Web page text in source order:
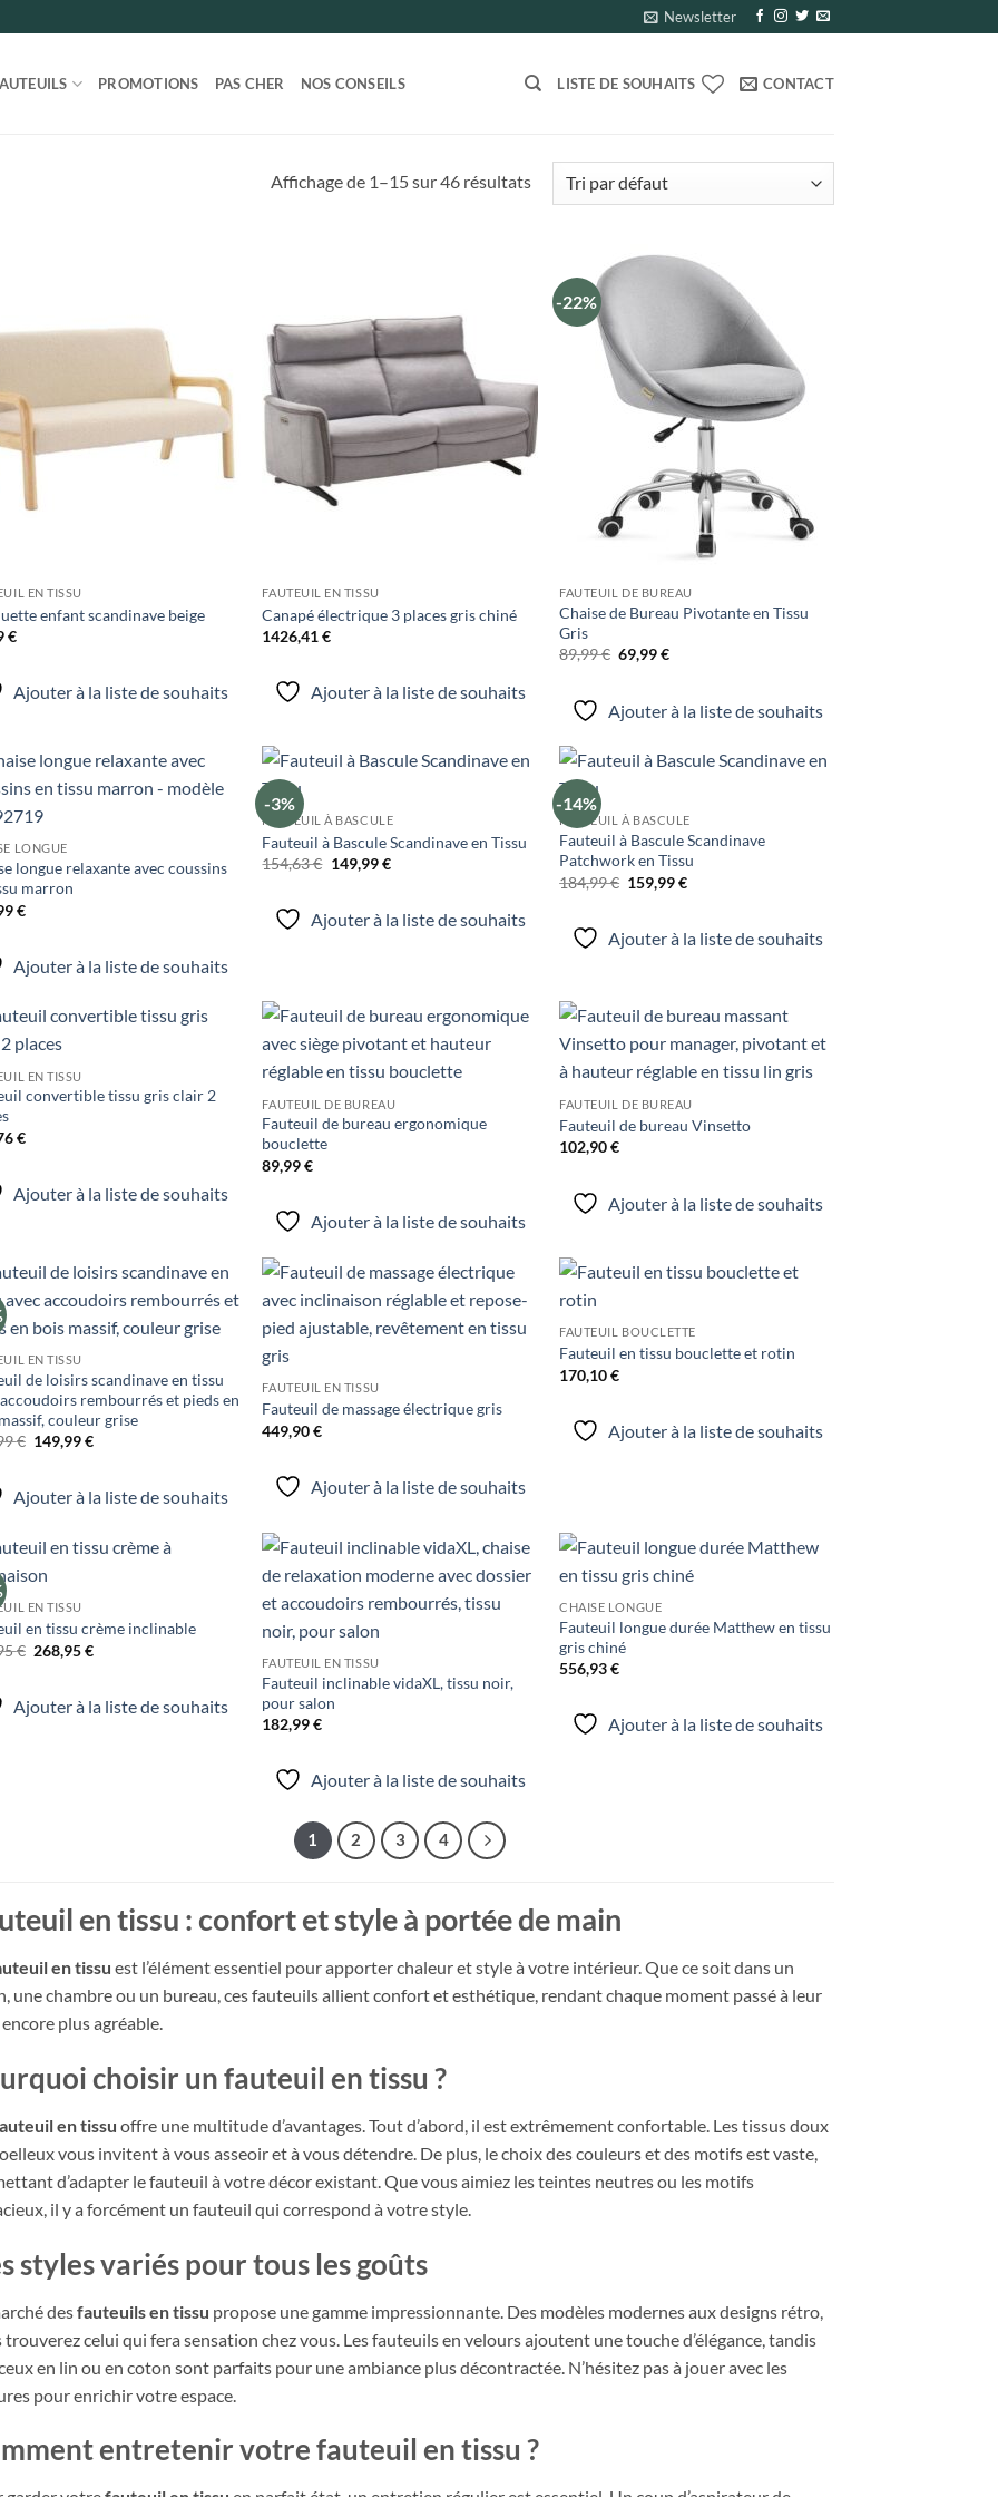
Newsletter
PROMOTIONS PAS CHER NOS CONSEILS LISTE DE SOUHAITS CONTACT
Affichage de 1–15 sur 46 résultats
EN TISSU
enfant scandinave beige
€
Ajouter à la liste de souhaits
FAUTEUIL EN TISSU
Canapé électrique 3 places gris chiné
1426,41€
Ajouter à la liste de souhaits
-22%
souhaits
FAUTEUIL DE BUREAU
Chaise de Bureau Pivotante en Tissu
Gris
89,99€ Le
prix
89,99 €.
69,99€Le
69,99 €.
Ajouter à la liste de souhaits
LONGUE
longue relaxante avec coussins
marron
€
Ajouter à la liste de souhaits
-3%
de
FAUTEUIL À BASCULE
Fauteuil à Bascule Scandinave en Tissu
154,63€ Le
154,63 €.
149,99€Le
149,99 €.
Ajouter à la liste de souhaits
-14%
FAUTEUIL À BASCULE
Fauteuil à Bascule Scandinave
Patchwork en Tissu
184,99€ Le
prix
184,99 €.
159,99€Le
159,99 €.
Ajouter à la liste de souhaits
de
EN TISSU
convertible tissu gris clair 2
€
Ajouter à la liste de souhaits
FAUTEUIL DE BUREAU
Fauteuil de bureau ergonomique
bouclette
89,99€
Ajouter à la liste de souhaits
Ajouter
à la liste
FAUTEUIL DE BUREAU
Fauteuil de bureau Vinsetto
102,90€
Ajouter à la liste de souhaits
à la liste
EN TISSU
de loisirs scandinave en tissu
rembourrés et pieds en
couleur grise
€ Le
prix
299,99 €.
149,99€Le
149,99 €.
Ajouter à la liste de souhaits
à la liste
FAUTEUIL EN TISSU
Fauteuil de massage électrique gris
449,90€
Ajouter à la liste de souhaits
de
FAUTEUIL BOUCLETTE
Fauteuil en tissu bouclette et rotin
170,10€
Ajouter à la liste de souhaits
de
EN TISSU
en tissu crème inclinable
€ Le
prix
311,95 €.
268,95€Le
268,95 €.
Ajouter à la liste de souhaits
à la liste
FAUTEUIL EN TISSU
Fauteuil inclinable vidaXL, tissu noir,
pour salon
182,99€
Ajouter à la liste de souhaits
de
CHAISE LONGUE
Fauteuil longue durée Matthew en tissu
gris chiné
556,93€
Ajouter à la liste de souhaits
1 2 3 4
en tissu : confort et style à portée de main
en tissu est l’élément essentiel pour apporter chaleur et style à votre intérieur. Que ce soit dans un
une chambre ou un bureau, ces fauteuils allient confort et esthétique, rendant chaque moment passé à leur
plus agréable.
choisir un fauteuil en tissu ?
en tissu offre une multitude d’avantages. Tout d’abord, il est extrêmement confortable. Les tissus doux
vous invitent à vous asseoir et à vous détendre. De plus, le choix des couleurs et des motifs est vaste,
d’adapter le fauteuil à votre décor existant. Que vous aimiez les teintes neutres ou les motifs
il y a forcément un fauteuil qui correspond à votre style.
styles variés pour tous les goûts
desfauteuils en tissu propose une gamme impressionnante. Des modèles modernes aux designs rétro,
trouverez celui qui fera sensation chez vous. Les fauteuils en velours ajoutent une touche d’élégance, tandis
en lin ou en coton sont parfaits pour une ambiance plus décontractée. N’hésitez pas à jouer avec les
pour enrichir votre espace.
entretenir votre fauteuil en tissu ?